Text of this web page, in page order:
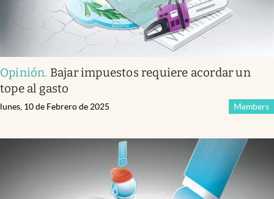
Opinión. Bajar impuestos requiere acordar un
tope al gasto
Members
lunes, 10 de Febrero de 2025